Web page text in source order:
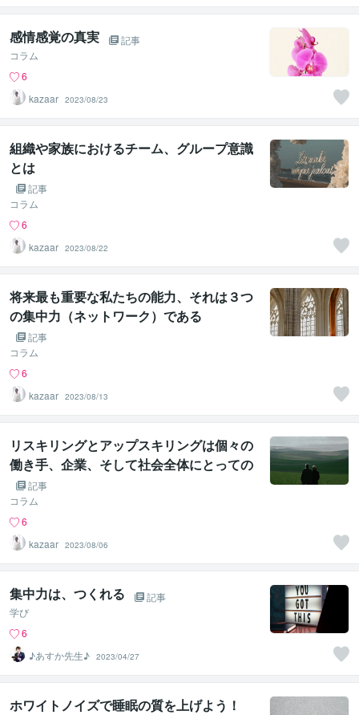
感情感覚の真実
記事
コラム
6
kazaar 2023/08/23
組織や家族におけるチーム、グループ意識
とは
記事
コラム
6
kazaar 2023/08/22
将来最も重要な私たちの能力、それは３つ
の集中力（ネットワーク）である
記事
コラム
6
kazaar 2023/08/13
リスキリングとアップスキリングは個々の
働き手、企業、そして社会全体にとっての
重要性
記事
コラム
6
kazaar 2023/08/06
集中力は、つくれる
記事
学び
6
♪あすか先生♪ 2023/04/27
ホワイトノイズで睡眠の質を上げよう！